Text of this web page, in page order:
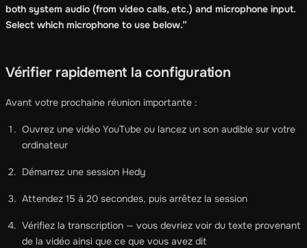
both system audio (from video calls, etc.) and microphone input.
Select which microphone to use below.”
Vérifier rapidement la configuration
Avant votre prochaine réunion importante :
Ouvrez une vidéo YouTube ou lancez un son audible sur votre
ordinateur
Démarrez une session Hedy
Attendez 15 à 20 secondes, puis arrêtez la session
Vérifiez la transcription — vous devriez voir du texte provenant
de la vidéo ainsi que ce que vous avez dit